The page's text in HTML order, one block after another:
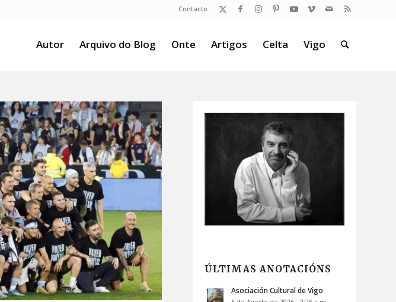
Contacto
Autor Arquivo do Blog Onte Artigos Celta Vigo
ÚLTIMAS ANOTACIÓNS
Asociación Cultural de Vigo